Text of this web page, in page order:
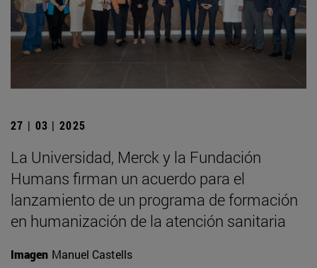
27 | 03 | 2025
La Universidad, Merck y la Fundación
Humans firman un acuerdo para el
lanzamiento de un programa de formación
en humanización de la atención sanitaria
Imagen Manuel Castells